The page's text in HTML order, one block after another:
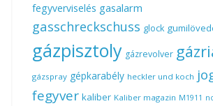
fegyverviselés gasalarm
gasschreckschuss glock
gázpisztoly gázrevolver
gázspray gépkarabély heckler und koch
fegyver kaliber Kaliber magazin M1911